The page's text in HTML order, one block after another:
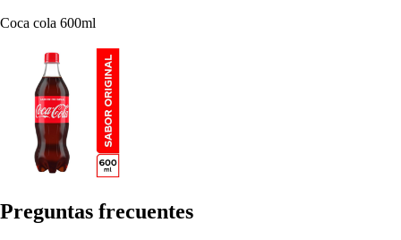
Coca cola 600ml
Preguntas frecuentes